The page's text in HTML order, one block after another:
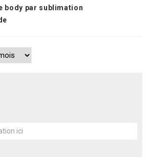
body par sublimation